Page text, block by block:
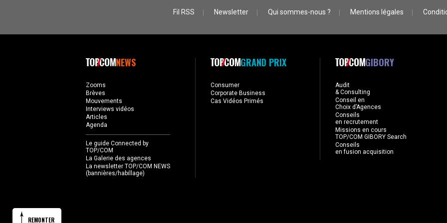
Fil RSS Newsletter Qui sommes-nous ? Mentions légales
NEWS
Zooms
Brèves
Mouvements
Interviews vidéos
Articles
Agenda
Le guide Connected by
TOP/COM
La Galerie des agences
La newsletter TOP/COM NEWS
(bannières/habillage)
GRAND PRIX
Consumer
Corporate Business
Cas Vidéos Primés
GIBORY
Audit
& Consulting
Conseil en
Choix d’Agences
Conseils
en recrutement
Missions en cours
TOP/COM GIBORY Search
Conseils
en fusion acquisition
REMONTER